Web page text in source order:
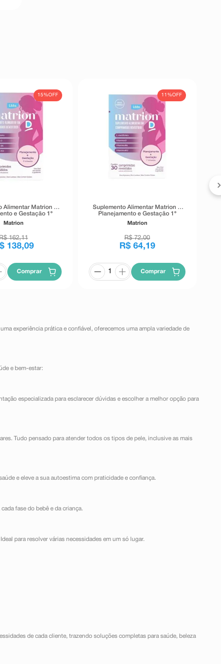
15%OFF
Alimentar Matrion D
e Gestação 1°
90 Comprimidos
Matrion
162,11
138,09
Comprar
11%OFF
Suplemento Alimentar Matrion D
Planejamento e Gestação 1°
Trimestre 30 Comprimidos
Revestidos
Matrion
R$ 72,00
R$ 64,19
Comprar
experiência prática e confiável, oferecemos uma ampla variedade de
e bem-estar:
especializada para esclarecer dúvidas e escolher a melhor opção para
Tudo pensado para atender todos os tipos de pele, inclusive as mais
e eleve a sua autoestima com praticidade e confiança.
fase do bebê e da criança.
para resolver várias necessidades em um só lugar.
de cada cliente, trazendo soluções completas para saúde, beleza